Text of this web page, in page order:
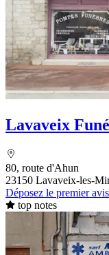
Lavaveix
80, route d'Ahun
23150 Lavaveix-les-
Déposez le premier
top notes